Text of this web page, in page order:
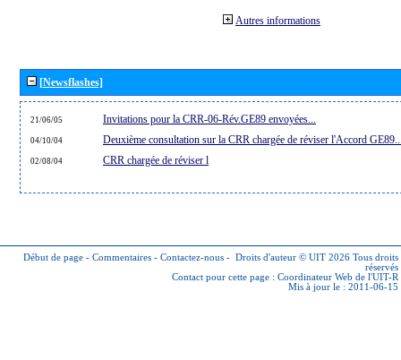
Autres informations
[Newsflashes]
21/06/05 Invitations pour la CRR-06-Rév.GE89 envoyées...
04/10/04 Deuxième consultation sur la CRR chargée de réviser l'Accord
02/08/04 CRR chargée de réviser l
Début de page - Commentaires - Contactez-nous - Droits d'auteur © UIT 2026 Tous droits
réservés
Contact pour cette page : Coordinateur Web de l'UIT-R
Mis à jour le : 2011-06-15